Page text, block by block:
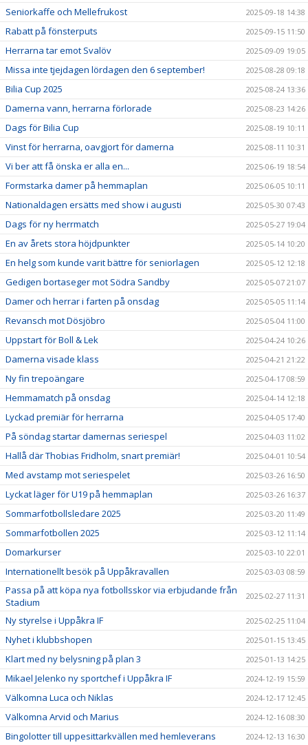
Seniorkaffe och Mellefrukost 2025-09-18 14:38
Rabatt på fönsterputs 2025-09-15 11:50
Herrarna tar emot Svalöv 2025-09-09 19:05
Missa inte tjejdagen lördagen den 6 september! 2025-08-28 09:18
Bilia Cup 2025 2025-08-24 13:36
Damerna vann, herrarna förlorade 2025-08-23 14:26
Dags för Bilia Cup 2025-08-19 10:11
Vinst för herrarna, oavgjort för damerna 2025-08-11 10:31
Vi ber att få önska er alla en... 2025-06-19 18:54
Formstarka damer på hemmaplan 2025-06-05 10:11
Nationaldagen ersätts med show i augusti 2025-05-30 07:43
Dags för ny herrmatch 2025-05-27 19:04
En av årets stora höjdpunkter 2025-05-14 10:20
En helg som kunde varit bättre för seniorlagen 2025-05-12 12:18
Gedigen bortaseger mot Södra Sandby 2025-05-07 21:07
Damer och herrar i farten på onsdag 2025-05-05 11:14
Revansch mot Dösjöbro 2025-05-04 11:00
Uppstart för Boll & Lek 2025-04-24 10:26
Damerna visade klass 2025-04-21 21:22
Ny fin trepoängare 2025-04-17 08:59
Hemmamatch på onsdag 2025-04-14 12:18
Lyckad premiär för herrarna 2025-04-05 17:40
På söndag startar damernas seriespel 2025-04-03 11:02
Hallå där Thobias Fridholm, snart premiär! 2025-04-01 10:54
Med avstamp mot seriespelet 2025-03-26 16:50
Lyckat läger för U19 på hemmaplan 2025-03-26 16:37
Sommarfotbollsledare 2025 2025-03-20 11:49
Sommarfotbollen 2025 2025-03-12 11:14
Domarkurser 2025-03-10 22:01
Internationellt besök på Uppåkravallen 2025-03-03 08:59
Passa på att köpa nya fotbollsskor via erbjudande från
Stadium
2025-02-27 11:31
Ny styrelse i Uppåkra IF 2025-02-25 11:04
Nyhet i klubbshopen 2025-01-15 13:45
Klart med ny belysning på plan 3 2025-01-13 14:25
Mikael Jelenko ny sportchef i Uppåkra IF 2024-12-19 15:59
Välkomna Luca och Niklas 2024-12-17 12:45
Välkomna Arvid och Marius 2024-12-16 08:30
Bingolotter till uppesittarkvällen med hemleverans 2024-12-13 16:30